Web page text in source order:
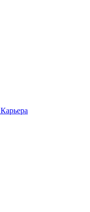
Карьера